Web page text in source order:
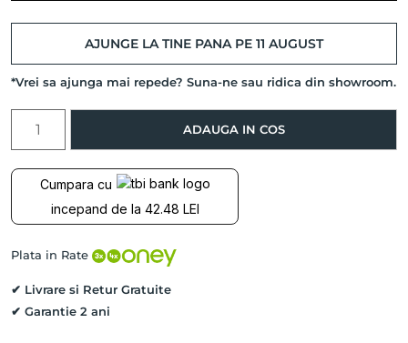
AJUNGE LA TINE PANA PE 11 AUGUST
*Vrei sa ajunga mai repede? Suna-ne sau ridica din showroom.
THE
CHAIN
Perle
Argint
925
ADAUGA IN COS
Cumpara cu
incepand de la 42.48 LEI
Plata in Rate
✔ Livrare si Retur Gratuite
✔ Garantie 2 ani